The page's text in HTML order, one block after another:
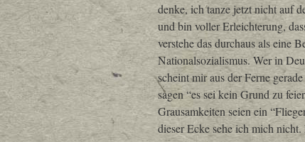
denke, ich tanze jetzt nicht auf
und bin voller Erleichterung,
verstehe das durchaus als eine
Nationalsozialismus. Wer in
scheint mir aus der Ferne
sagen “es sei kein Grund zu
Grausamkeiten seien ein
dieser Ecke sehe ich mich